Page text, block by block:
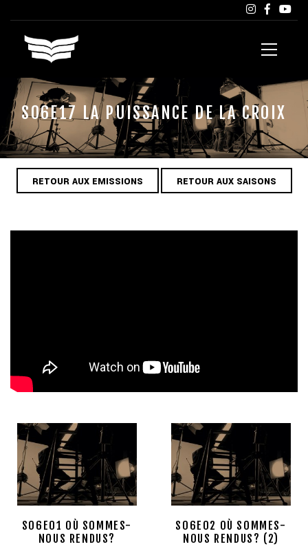
S06E17 LA PUISSANCE DE LA CROIX
RETOUR AUX EMISSIONS RETOUR AUX SAISONS
S06E01 OÙ SOMMES-
NOUS RENDUS?
S06E02 OÙ SOMMES-
NOUS RENDUS? (2)